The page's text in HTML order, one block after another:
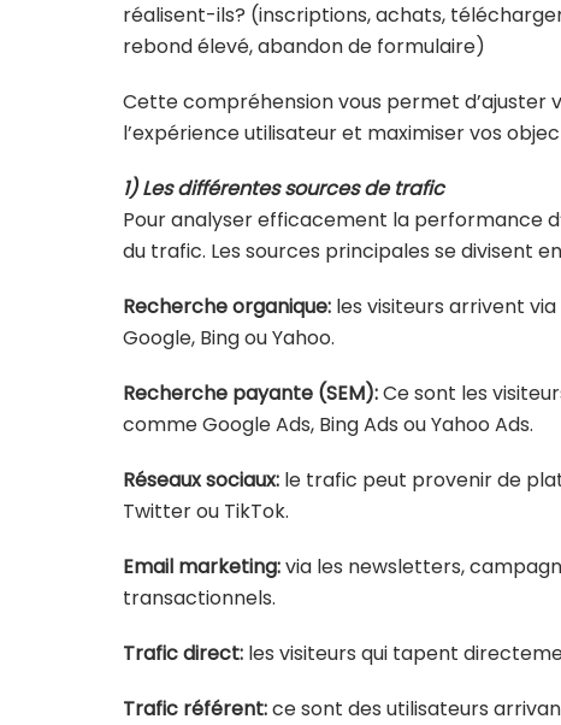
réalisent-ils? (inscriptions, achats,
rebond élevé, abandon de formulaire)
Cette compréhension vous permet
l’expérience utilisateur et maximiser vos
1) Les différentes sources de trafic
Pour analyser efficacement la performance
du trafic. Les sources principales se divisent
Recherche organique: les visiteurs arrivent
Google, Bing ou Yahoo.
Recherche payante (SEM):Ce sont les
comme Google Ads, Bing Ads ou Yahoo Ads.
Réseaux sociaux: le trafic peut provenir de
Twitter ou TikTok.
Email marketing:via les newsletters,
transactionnels.
Trafic direct: les visiteurs qui tapent
Trafic référent:ce sont des utilisateurs